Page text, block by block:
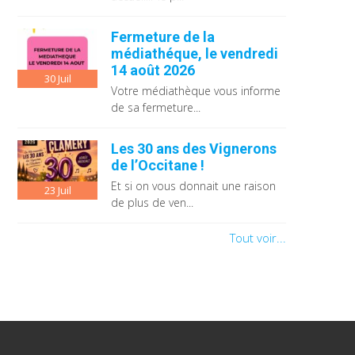
30Juil
Fermeture de la
médiathéque, le vendredi
14 août 2026
Votre médiathèque vous informe
de sa fermeture...
23 Juil
Les 30 ans des Vignerons
de l’Occitane !
Et si on vous donnait une raison
de plus de ven...
Tout voir...